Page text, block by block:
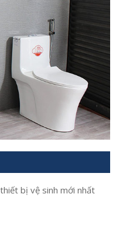
bị vệ sinh mới nhất